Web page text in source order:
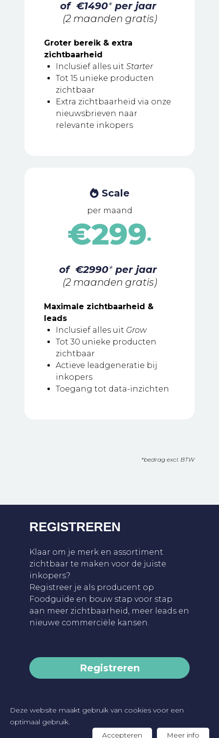
Deze website maakt gebruik van cookies voor een
optimaal gebruik.
Accepteren
Meer info
of €1490*per jaar
(2 maanden gratis)
Groter bereik & extra
zichtbaarheid
Inclusief alles uit Starter
Tot 15 unieke producten
zichtbaar
Extra zichtbaarheid via onze
nieuwsbrieven naar
relevante inkopers
Scale
per maand
€299*
of €2990*per jaar
(2 maanden gratis)
Maximale zichtbaarheid &
leads
Inclusief alles uit Grow
Tot 30 unieke producten
zichtbaar
Actieve leadgeneratie bij
inkopers
Toegang tot data-inzichten
*bedrag excl. BTW
REGISTREREN
Klaar om je merk en assortiment
zichtbaar te maken voor de juiste
inkopers?
Registreer je als producent op
Foodguide en bouw stap voor stap
aan meer zichtbaarheid, meer leads en
nieuwe commerciële kansen.
Registreren
2026 FOODGUIDE - Privacybeleid-
Cookieverklaring